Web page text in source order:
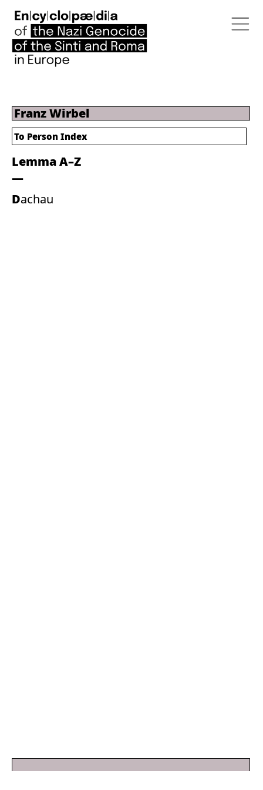
Franz Wirbel
Lemma A–Z
Dachau
To Person Index